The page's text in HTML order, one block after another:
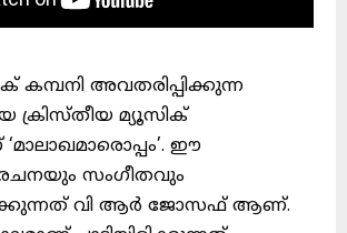
അവതരിപ്പിക്കുന്ന
ക്രിസ്തീയ മ്യൂസിക്
ഈ
രചനയും സംഗീതവും
വി ആർ ജോസഫ് ആണ്.